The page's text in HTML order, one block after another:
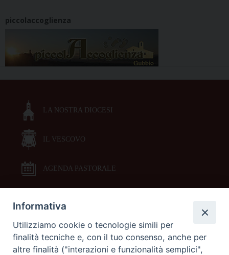
piccolaccoglienza
LA NOSTRA DIOCESI
IL VESCOVO
AGENDA PASTORALE
DOCUMENTI PASTORALI
ORARI MESSE
Informativa
Utilizziamo cookie o tecnologie simili per
finalità tecniche e, con il tuo consenso, anche per
altre finalità ("interazioni e funzionalità semplici",